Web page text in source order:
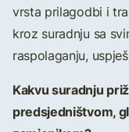
vrsta prilagodbi i
kroz suradnju sa
raspolaganju,
Kakvu suradnju
predsjedništvom,